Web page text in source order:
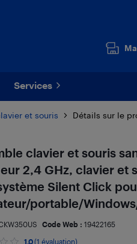
Services
et souris Détails sur le
clavier et souris
2,4 GHz, clavier et
Silent Click
portable/
Code Web : 19422165
1.0(1 évaluation)